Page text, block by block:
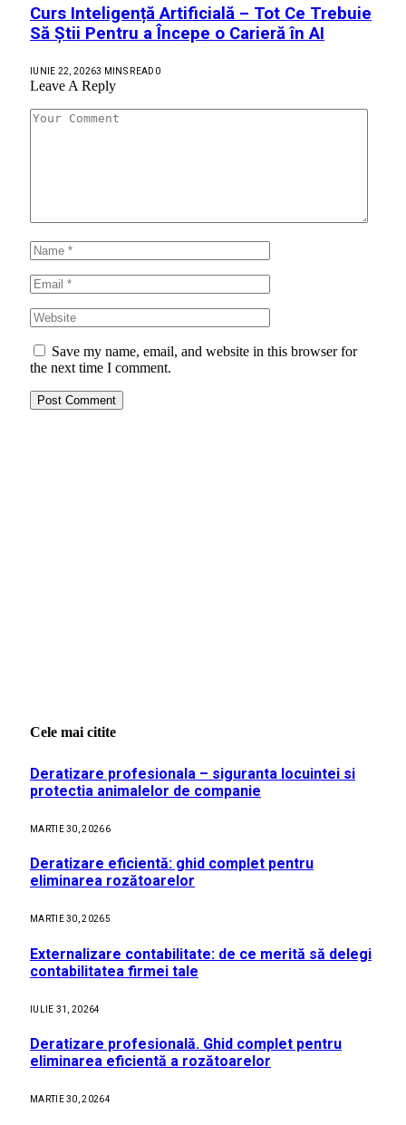
Curs Inteligență Artificială – Tot Ce Trebuie
Să Știi Pentru a Începe o Carieră în AI
IUNIE 22, 20263 MINS READ 0
Leave A Reply
Save my name, email, and website in this browser for
the next time I comment.
Cele mai citite
Deratizare profesionala – siguranta locuintei si
protectia animalelor de companie
MARTIE 30, 20266
Deratizare eficientă: ghid complet pentru
eliminarea rozătoarelor
MARTIE 30, 20265
Externalizare contabilitate: de ce merită să delegi
contabilitatea firmei tale
IULIE 31, 20264
Deratizare profesională. Ghid complet pentru
eliminarea eficientă a rozătoarelor
MARTIE 30, 20264